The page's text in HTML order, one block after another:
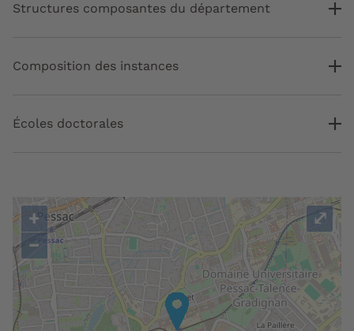
Structures composantes du département
Composition des instances
Écoles doctorales
+
−
⤢